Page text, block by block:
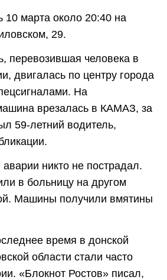
10 марта около 20:40 на
29.
человека в
двигалась по центру города
На
врезалась в КАМАЗ, за
59-летний водитель,
никто не пострадал.
в больницу на другом
Машины получили вмятины
время в донской
области стали часто
«Блокнот Ростов» писал,